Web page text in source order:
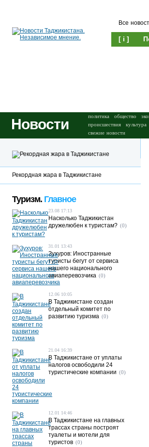
Все
[ i ]
Новости политика общество
происшествия
культура
свежие новости
Рекордная жара в Таджикистане
Туризм. Главное
23.08 17:13
Насколько Таджикистан
дружелюбен к туристам? (0)
31.01 13:43
Зухуров: Иностранные
туристы бегут от сервиса
нашего национального
авиаперевозчика (0)
12.06 10:05
В Таджикистане создан
отдельный комитет по
развитию туризма (0)
21.04 16:39
В Таджикистане от уплаты
налогов освободили 24
туристические компании (0)
12.01 14:46
В Таджикистане на главных
трассах страны построят
туалеты и мотели для
туристов (0)